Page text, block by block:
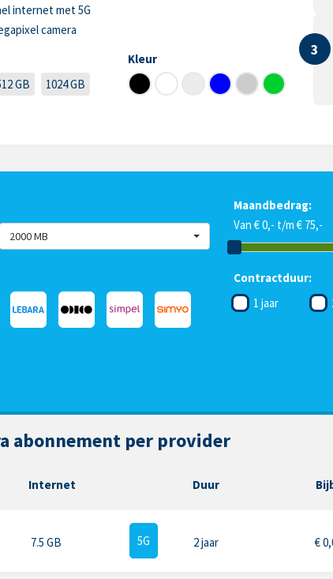
internet met 5G
camera
GB 1024 GB
Kleur
3
2000 MB
Maandbedrag:
Van € 0,- t/m € 75,-
Contractduur:
1 jaar
abonnement per provider
Internet Duur
7.5 GB 5G 2 jaar €